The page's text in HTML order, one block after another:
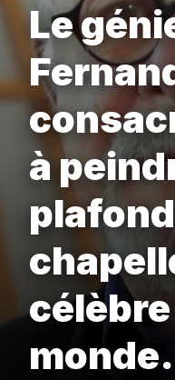
Le
à
monde.